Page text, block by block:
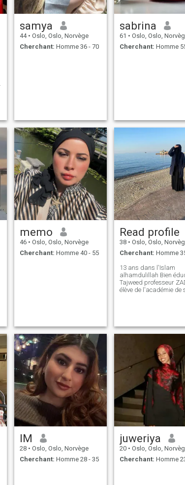
samya
44 • Oslo, Oslo, Norvège
Cherchant: Homme 36 - 70
sabrina
61 • Oslo, Oslo,
Cherchant: Homme
memo
46 • Oslo, Oslo, Norvège
Cherchant: Homme 40 - 55
Read profile
38 • Oslo, Oslo,
Cherchant: Homme
13 ans dans l'Islam
alhamdulillah Bien
Tajweed professeur
élève de l'académie de
IM
28 • Oslo, Oslo, Norvège
Cherchant: Homme 28 - 35
juweriya
20 • Oslo, Oslo,
Cherchant: Homme